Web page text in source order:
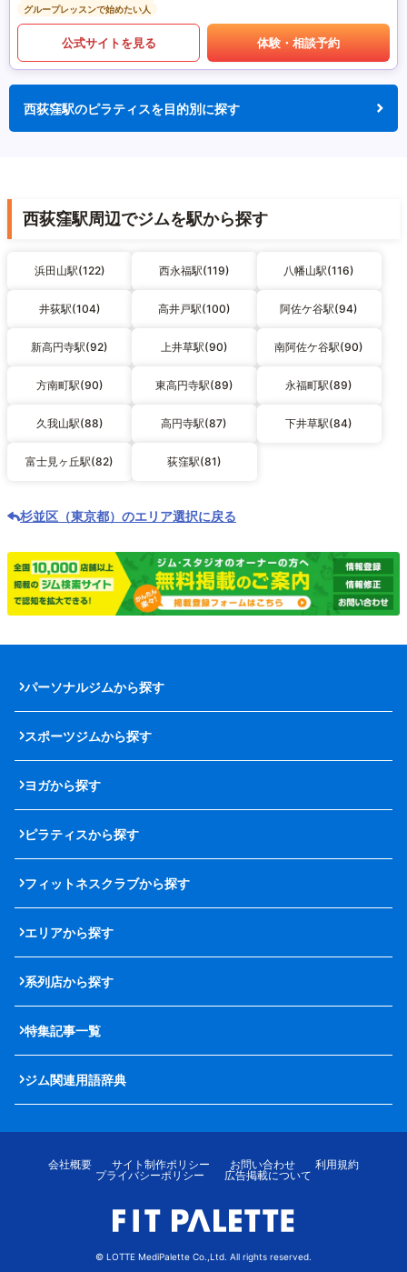
グループレッスンで始めたい人
公式サイトを見る 体験・相談予約
西荻窪駅のピラティスを目的別に探す
西荻窪駅周辺でジムを駅から探す
浜田山駅(122) 西永福駅(119) 八幡山駅(116)
井荻駅(104) 高井戸駅(100) 阿佐ケ谷駅(94)
新高円寺駅(92) 上井草駅(90) 南阿佐ケ谷駅(90)
方南町駅(90) 東高円寺駅(89) 永福町駅(89)
久我山駅(88) 高円寺駅(87) 下井草駅(84)
富士見ヶ丘駅(82) 荻窪駅(81)
杉並区（東京都）のエリア選択に戻る
パーソナルジムから探す
スポーツジムから探す
ヨガから探す
ピラティスから探す
フィットネスクラブから探す
エリアから探す
系列店から探す
特集記事一覧
ジム関連用語辞典
会社概要 サイト制作ポリシー お問い合わせ
利用規約
プライバシーポリシー
広告掲載について
© LOTTE MediPalette Co.,Ltd. All rights reserved.